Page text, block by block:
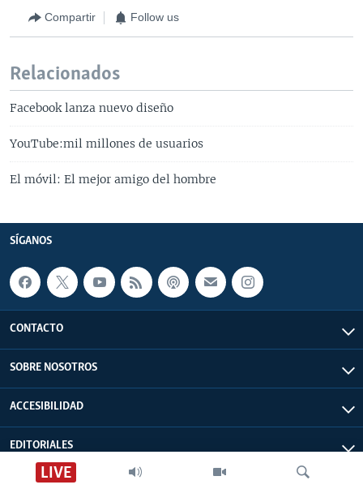
LIVE
Compartir Follow us
Relacionados
Facebook lanza nuevo diseño
YouTube:mil millones de usuarios
El móvil: El mejor amigo del hombre
SÍGANOS
CONTACTO
SOBRE NOSOTROS
ACCESIBILIDAD
EDITORIALES